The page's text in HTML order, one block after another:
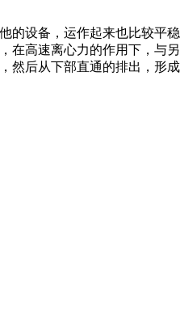
设备，运作起来也比较平
高速离心力的作用下，与
后从下部直通的排出，形